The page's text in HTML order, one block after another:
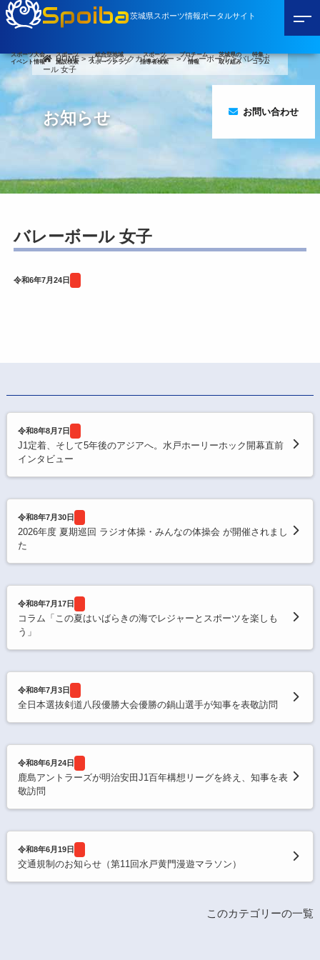
Spoiba茨城県スポーツ情報ポータルサイト
スポーツ大会
イベント情報
スポーツ
施設検索
総合型地域
スポーツクラブ
スポーツ
指導者検索
プロチーム
情報
茨城県の
取り組み
特集・
コラム
お問い合わせ
HOME>オリンピックカレンダー>バレーボール>バレーボ
ール 女子
お知らせ
バレーボール 女子
令和6年7月24日
令和8年8月7日
J1定着、そして5年後のアジアへ。水戸ホーリーホック開幕直前
インタビュー
令和8年7月30日
2026年度 夏期巡回 ラジオ体操・みんなの体操会 が開催されまし
た
令和8年7月17日
コラム「この夏はいばらきの海でレジャーとスポーツを楽しも
う」
令和8年7月3日
全日本選抜剣道八段優勝大会優勝の鍋山選手が知事を表敬訪問
令和8年6月24日
鹿島アントラーズが明治安田J1百年構想リーグを終え、知事を表
敬訪問
令和8年6月19日
交通規制のお知らせ（第11回水戸黄門漫遊マラソン）
このカテゴリーの一覧